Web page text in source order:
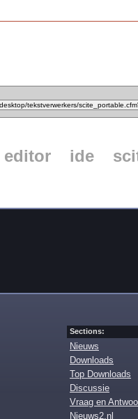
editor ide
Sections:
Nieuws
Downloads
Top Downloads
Discussie
Vraag en
Nieuws2.nl